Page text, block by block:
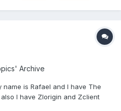
Archive
is Rafael and I have The
I have Zlorigin and Zclient